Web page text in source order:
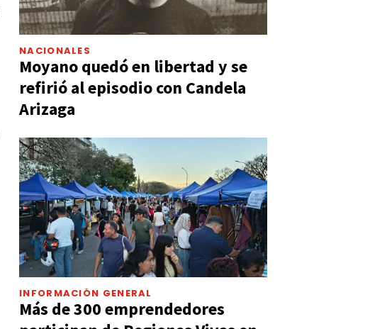
NACIONALES
Moyano quedó en libertad y se
refirió al episodio con Candela
Arizaga
INFORMACIÓN GENERAL
Más de 300 emprendedores